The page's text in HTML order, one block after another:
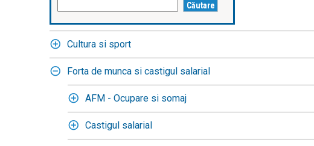
Cultura si sport
Forta de munca si castigul salarial
AFM - Ocupare si somaj
Castigul salarial